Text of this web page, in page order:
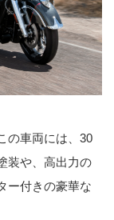
の車両には、30
装や、高出力の
ー付きの豪華な